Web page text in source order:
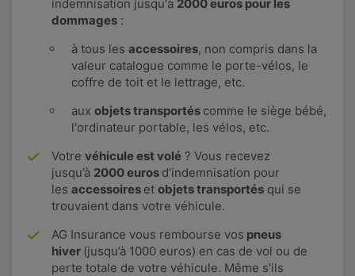
indemnisation jusqu'à 2000 euros pour les
dommages :
à tous les accessoires, non compris dans la
valeur catalogue comme le porte-vélos, le
coffre de toit et le lettrage, etc.
aux objets transportés comme le siège bébé,
l'ordinateur portable, les vélos, etc.
Votre véhicule est volé ? Vous recevez
jusqu’à 2000 euros d’indemnisation pour
les accessoires et objets transportés qui se
trouvaient dans votre véhicule.
AG Insurance vous rembourse vos pneus
hiver (jusqu’à 1000 euros) en cas de vol ou de
perte totale de votre véhicule. Même s’ils